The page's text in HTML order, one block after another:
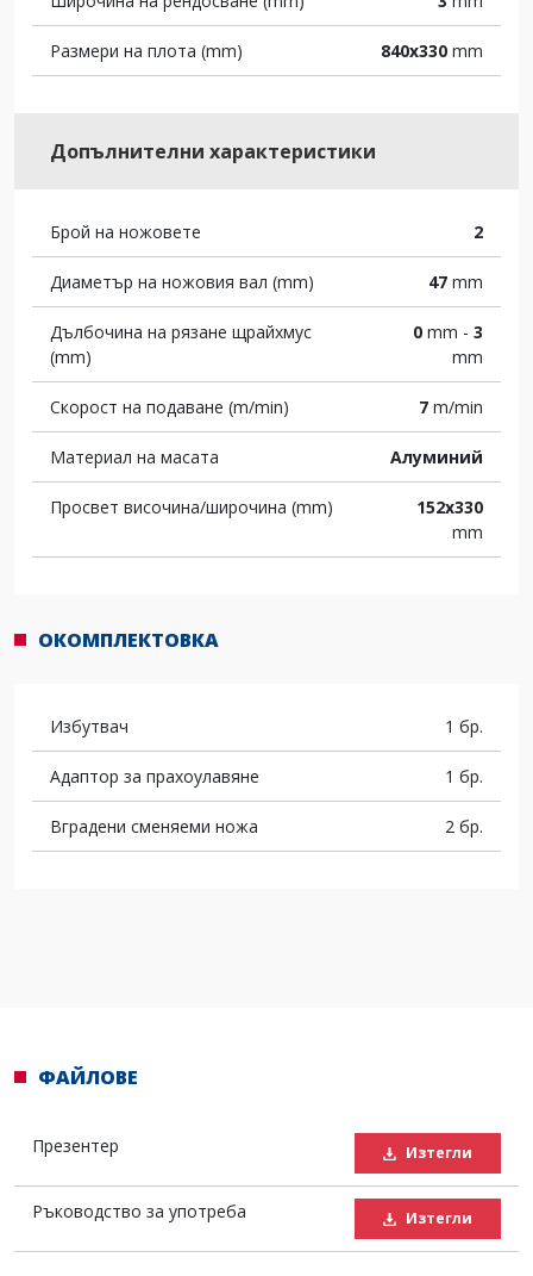
Размери на плота (mm) 840x330 mm
Допълнителни характеристики
Брой на ножовете 2
Диаметър на ножовия вал (mm) 47 mm
Дълбочина на рязане щрайхмус
(mm)
0 mm - 3
mm
Скорост на подаване (m/min) 7 m/min
Материал на масата Алуминий
Просвет височина/широчина (mm)
152x330
mm
ОКОМПЛЕКТОВКА
Избутвач 1 бр.
Адаптор за прахоулавяне 1 бр.
Вградени сменяеми ножа 2 бр.
ФАЙЛОВЕ
Презентер Изтегли
Ръководство за употреба Изтегли